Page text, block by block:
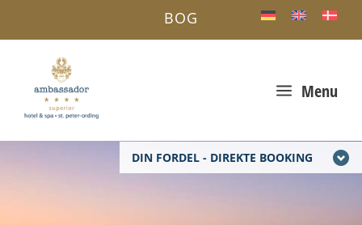
DIN FORDEL - DIREKTE BOOKING
a Menu
BOG